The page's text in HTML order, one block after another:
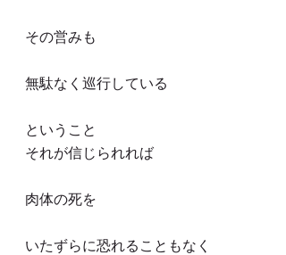
その営みも
無駄なく巡行している
ということ
それが信じられれば
肉体の死を
いたずらに恐れることもなく